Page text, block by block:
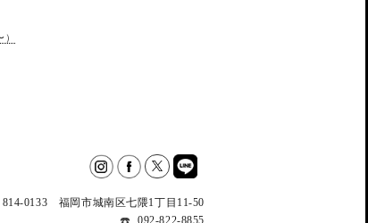
スタ
814-0133 福岡市城南区七隈1丁目11-50
092-822-8855